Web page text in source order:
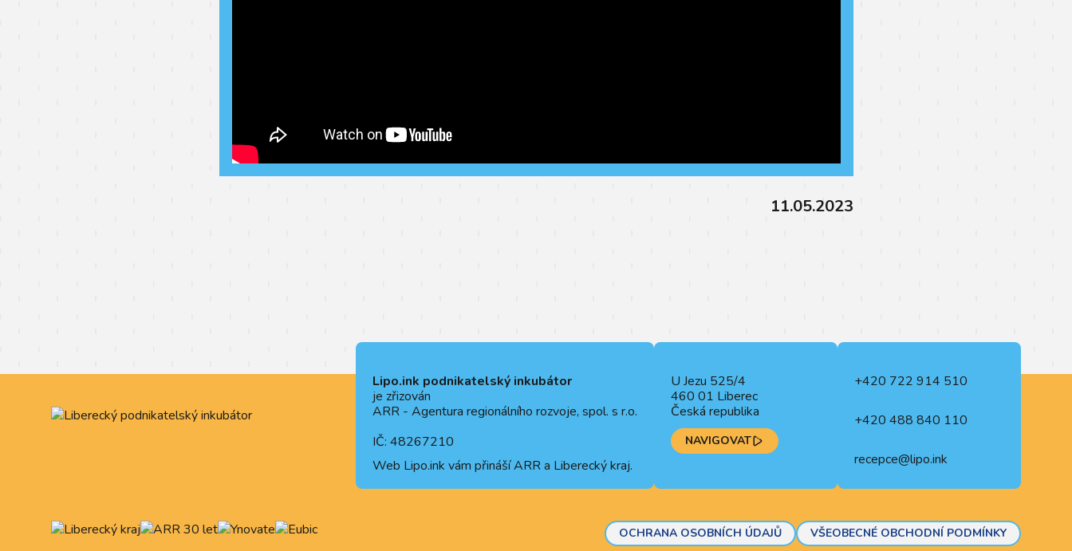
11.05.2023
Lipo.ink podnikatelský inkubátor
je zřizován
ARR - Agentura regionálního rozvoje, spol. s r.o.
IČ: 48267210
Web Lipo.ink vám přináší ARR a Liberecký kraj.
U Jezu 525/4
460 01 Liberec
Česká republika
NAVIGOVAT
+420 722 914 510
+420 488 840 110
recepce@lipo.ink
OCHRANA OSOBNÍCH ÚDAJŮ VŠEOBECNÉ OBCHODNÍ PODMÍNKY